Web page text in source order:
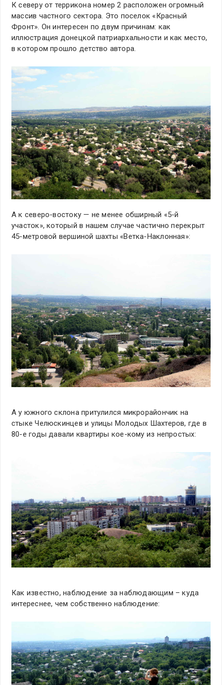
К северу от террикона номер 2 расположен огромный
массив частного сектора. Это поселок «Красный
Фронт». Он интересен по двум причинам: как
иллюстрация донецкой патриархальности и как место,
в котором прошло детство автора.
А к северо-востоку — не менее обширный «5-й
участок», который в нашем случае частично перекрыт
45-метровой вершиной шахты «Ветка-Наклонная»:
А у южного склона притулился микрорайончик на
стыке Челюскинцев и улицы Молодых Шахтеров, где в
80-е годы давали квартиры кое-кому из непростых:
Как известно, наблюдение за наблюдающим – куда
интереснее, чем собственно наблюдение: